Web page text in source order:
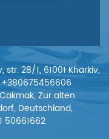
str. 28/1, 61001 Kharkiv,
Zur alten
Deutschland,
50661662